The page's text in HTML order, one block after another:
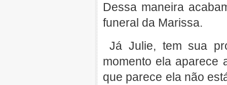
Dessa maneira
funeral da Marissa.
Já Julie, tem sua
momento ela aparece
que parece ela não